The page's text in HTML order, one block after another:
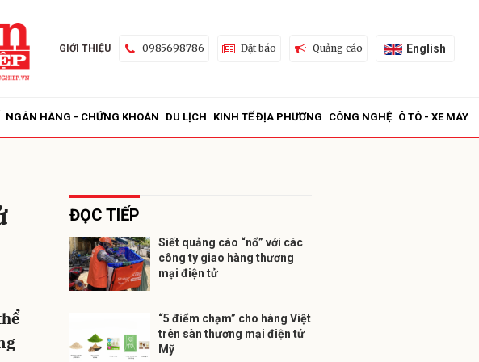
GIỚI THIỆU 0985698786 Đặt báo Quảng cáo English
NGÂN HÀNG - CHỨNG KHOÁN DU LỊCH KINH TẾ ĐỊA PHƯƠNG CÔNG NGHỆ Ô TÔ - XE MÁY
ĐỌC TIẾP
Siết quảng cáo “nổ” với các
công ty giao hàng thương
mại điện tử
“5 điểm chạm” cho hàng Việt
trên sàn thương mại điện tử
Mỹ
Gửi